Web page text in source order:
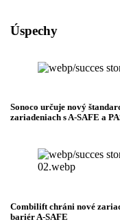
Úspechy
Sonoco určuje nový
zariadeniach s A-SAFE a
Combilift chráni nové
bariér A-SAFE